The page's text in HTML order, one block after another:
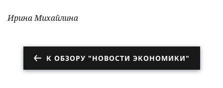
Ирина Михайлина
К ОБЗОРУ "НОВОСТИ ЭКОНОМИКИ"